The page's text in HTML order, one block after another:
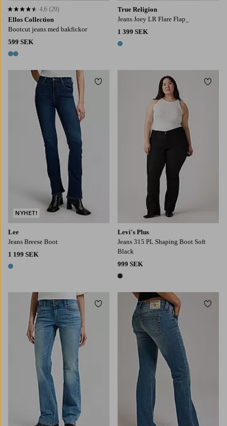
Ellos Collection
Bootcut jeans med bakfickor
599 SEK
2 färger
4,6 baserat på 29 st betyg
4,6 (29)
True Religion
Jeans Joey LR Flare Flap_
1 399 SEK
1 färg
Lee
Jeans Breese Boot
1 199 SEK
1 färg
NYHET!
Lägg till i favoriter
Levi's Plus
Jeans 315 PL Shaping Boot Soft
Black
999 SEK
1 färg
Lägg till i favoriter